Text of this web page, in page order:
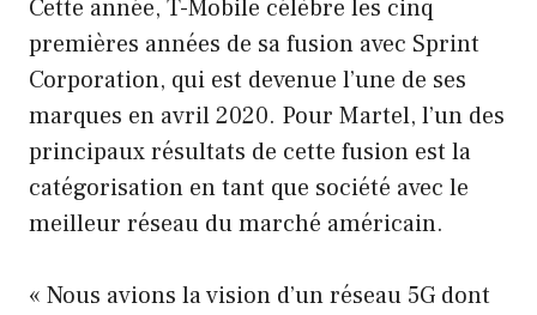
Cette année, T-Mobile célèbre les cinq
premières années de sa fusion avec Sprint
Corporation, qui est devenue l’une de ses
marques en avril 2020. Pour Martel, l’un des
principaux résultats de cette fusion est la
catégorisation en tant que société avec le
meilleur réseau du marché américain.
« Nous avions la vision d’un réseau 5G dont